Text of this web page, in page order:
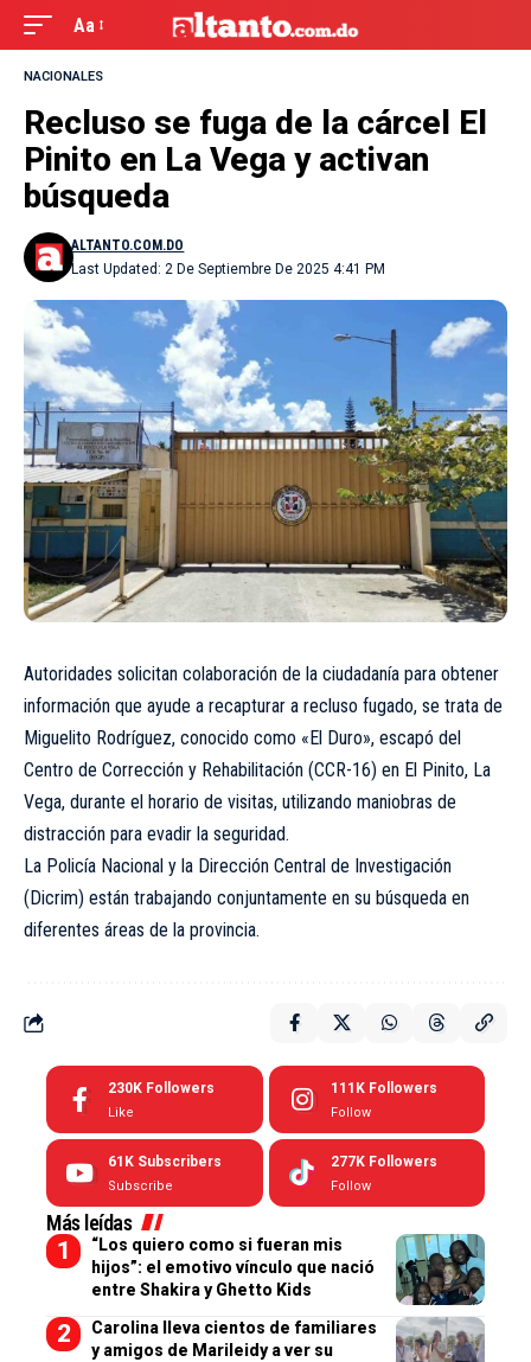
Aa
NACIONALES
Recluso se fuga de la cárcel El
Pinito en La Vega y activan
búsqueda
Last Updated: 2 De Septiembre De 2025 4:41 PM
ALTANTO.COM.DO
Autoridades solicitan colaboración de la ciudadanía para obtener
información que ayude a recapturar a recluso fugado, se trata de
Miguelito Rodríguez, conocido como «El Duro», escapó del
Centro de Corrección y Rehabilitación (CCR-16) en El Pinito, La
Vega, durante el horario de visitas, utilizando maniobras de
distracción para evadir la seguridad.
La Policía Nacional y la Dirección Central de Investigación
(Dicrim) están trabajando conjuntamente en su búsqueda en
diferentes áreas de la provincia.
230K Followers
Like
111K Followers
Follow
61K Subscribers
Subscribe
277K Followers
Follow
Más leídas
“Los quiero como si fueran mis
hijos”: el emotivo vínculo que nació
entre Shakira y Ghetto Kids
Carolina lleva cientos de familiares
y amigos de Marileidy a ver su